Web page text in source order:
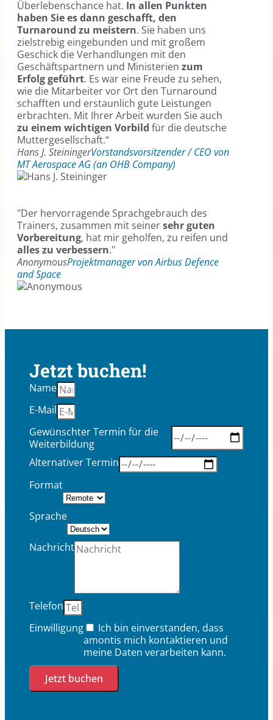
Überlebenschance hat. In allen Punkten
haben Sie es dann geschafft, den
Turnaround zu meistern. Sie haben uns
zielstrebig eingebunden und mit großem
Geschick die Verhandlungen mit den
Geschäftspartnern und Ministerien zum
Erfolg geführt. Es war eine Freude zu sehen,
wie die Mitarbeiter vor Ort den Turnaround
schafften und erstaunlich gute Leistungen
erbrachten. Mit Ihrer Arbeit wurden Sie auch
zu einem wichtigen Vorbild für die deutsche
Muttergesellschaft.“
Hans J. SteiningerVorstandsvorsitzender / CEO von
MT Aerospace AG (an OHB Company)
"Der hervorragende Sprachgebrauch des
Trainers, zusammen mit seinersehr guten
Vorbereitung, hat mir geholfen, zu reifen und
alles zu verbessern."
AnonymousProjektmanager von Airbus Defence
and Space
Jetzt buchen!
Name
E-Mail
Gewünschter Termin für die
Weiterbildung
Alternativer Termin
Format
Sprache
Nachricht
Telefon
Einwilligung
Ich bin einverstanden, dass
amontis mich kontaktieren und
meine Daten verarbeiten kann.
Jetzt buchen